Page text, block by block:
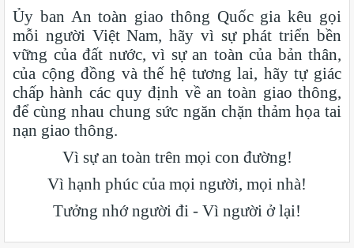
Ủy ban An toàn giao thông Quốc gia kêu gọi
mỗi người Việt Nam, hãy vì sự phát triển bền
vững của đất nước, vì sự an toàn của bản thân,
của cộng đồng và thế hệ tương lai, hãy tự giác
chấp hành các quy định về an toàn giao thông,
để cùng nhau chung sức ngăn chặn thảm họa tai
nạn giao thông.
Vì sự an toàn trên mọi con đường!
Vì hạnh phúc của mọi người, mọi nhà!
Tưởng nhớ người đi - Vì người ở lại!